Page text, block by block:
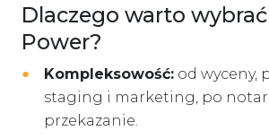
Dlaczego warto
Power?
Kompleksowość: od wyceny,
staging i marketing, po
przekazanie.